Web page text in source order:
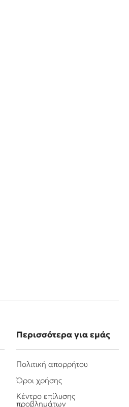
Περισσότερα για εμάς
Πολιτική απορρήτου
Όροι χρήσης
Κέντρο επίλυσης
προβλημάτων